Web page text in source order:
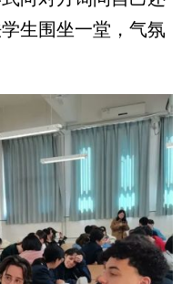
生围坐一堂，气氛